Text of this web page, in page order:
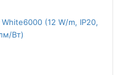
(12 W/m, IP20,
Вт)